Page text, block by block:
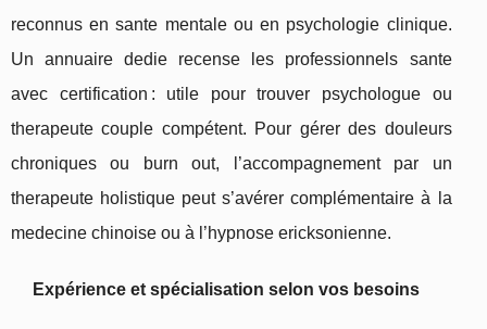
reconnus en sante mentale ou en psychologie clinique.
Un annuaire dedie recense les professionnels sante
avec certification : utile pour trouver psychologue ou
therapeute couple compétent. Pour gérer des douleurs
chroniques ou burn out, l’accompagnement par un
therapeute holistique peut s’avérer complémentaire à la
medecine chinoise ou à l’hypnose ericksonienne.
Expérience et spécialisation selon vos besoins